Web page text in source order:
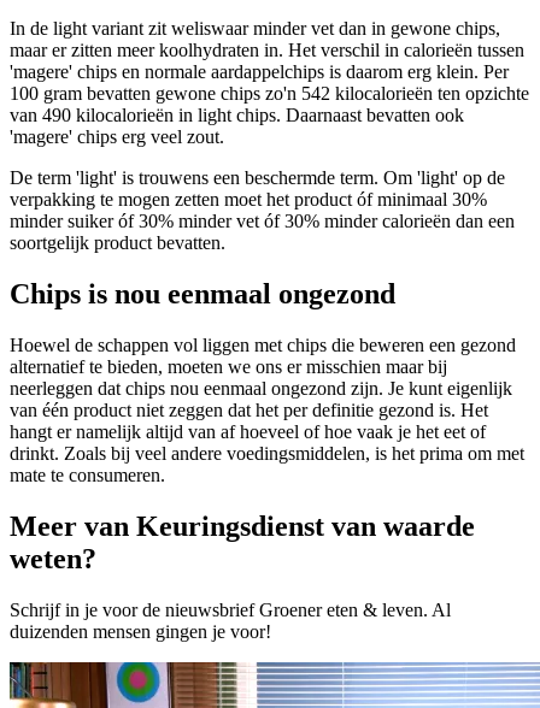
In de light variant zit weliswaar minder vet dan in gewone chips,
maar er zitten meer koolhydraten in. Het verschil in calorieën tussen
'magere' chips en normale aardappelchips is daarom erg klein. Per
100 gram bevatten gewone chips zo'n 542 kilocalorieën ten opzichte
van 490 kilocalorieën in light chips. Daarnaast bevatten ook
'magere' chips erg veel zout.
De term 'light' is trouwens een beschermde term. Om 'light' op de
verpakking te mogen zetten moet het product óf minimaal 30%
minder suiker óf 30% minder vet óf 30% minder calorieën dan een
soortgelijk product bevatten.
Chips is nou eenmaal ongezond
Hoewel de schappen vol liggen met chips die beweren een gezond
alternatief te bieden, moeten we ons er misschien maar bij
neerleggen dat chips nou eenmaal ongezond zijn. Je kunt eigenlijk
van één product niet zeggen dat het per definitie gezond is. Het
hangt er namelijk altijd van af hoeveel of hoe vaak je het eet of
drinkt. Zoals bij veel andere voedingsmiddelen, is het prima om met
mate te consumeren.
Meer van Keuringsdienst van waarde
weten?
Schrijf in je voor de nieuwsbrief Groener eten & leven. Al
duizenden mensen gingen je voor!